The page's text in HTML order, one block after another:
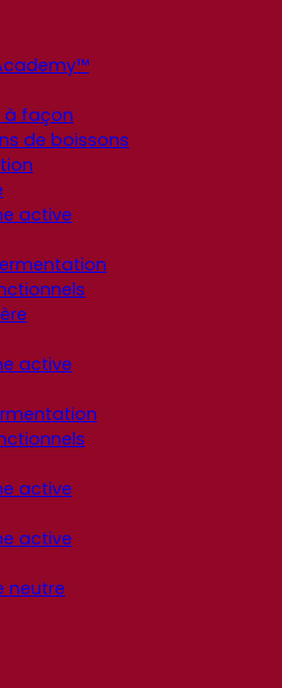
à façon
de boissons
active
active
active
active
neutre